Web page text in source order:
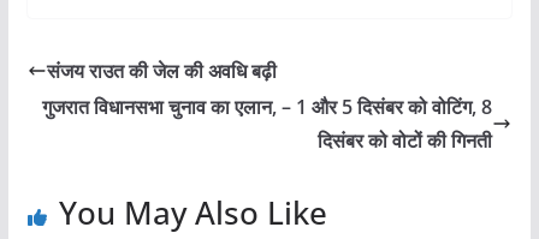
संजय राउत की जेल की अवधि बढ़ी
गुजरात विधानसभा चुनाव का एलान, – 1 और 5 दिसंबर को वोटिंग, 8
दिसंबर को वोटों की गिनती
You May Also Like